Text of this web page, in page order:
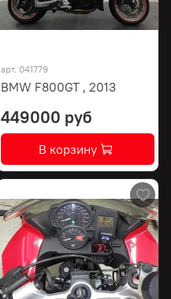
арт. 041779
BMW F800GT , 2013
449000 руб
В корзину